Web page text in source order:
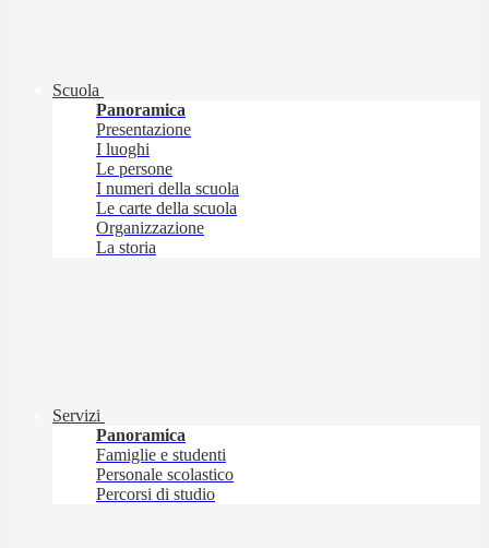
Scuola
Panoramica
Presentazione
I luoghi
Le persone
I numeri della scuola
Le carte della scuola
Organizzazione
La storia
Servizi
Panoramica
Famiglie e studenti
Personale scolastico
Percorsi di studio